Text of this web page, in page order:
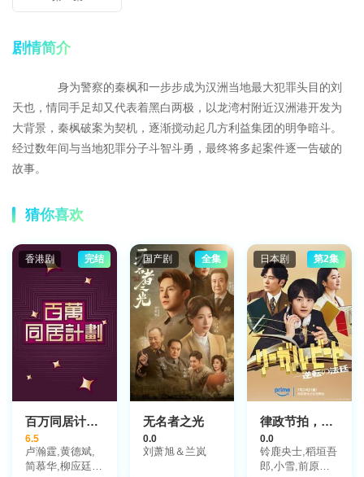
剧情简介
身为警察的秦枫和一步步成为汉洲当地最大犯罪头目的刘
天也，情同手足却又代表着黑白两极，以龙湾村附近汉洲港开发为
大背景，秦枫破案为契机，逐渐搅动起几方利益集团的明争暗斗。
经过数年间与当地犯罪分子斗智斗勇，最终将多起案件逐一告破的
故事。
猜你喜欢
香港剧 完结
百万同居计划粤语
6.5
卢瀚霆,黄德斌,
简慕华,柳应廷,
国产剧 全集
无名者之光
0.0
刘萧旭＆兰岚
日本剧 第2集
律政节拍，逆转法庭
0.0
铃鹿央士,稻垣吾
郎,小雪,前原瑞